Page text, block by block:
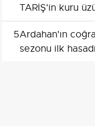
TARİŞ'in kuru
5Ardahan'ın
sezonu ilk